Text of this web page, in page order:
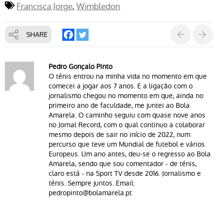
Francisca Jorge Wimbledon
SHARE
Pedro Gonçalo Pinto
O ténis entrou na minha vida no momento em que
comecei a jogar aos 7 anos. E a ligação com o
jornalismo chegou no momento em que, ainda no
primeiro ano de faculdade, me juntei ao Bola
Amarela. O caminho seguiu com quase nove anos
no Jornal Record, com o qual continuo a colaborar
mesmo depois de sair no início de 2022, num
percurso que teve um Mundial de futebol e vários
Europeus. Um ano antes, deu-se o regresso ao Bola
Amarela, sendo que sou comentador - de ténis,
claro está - na Sport TV desde 2016. Jornalismo e
ténis. Sempre juntos. Email:
pedropinto@bolamarela.pt